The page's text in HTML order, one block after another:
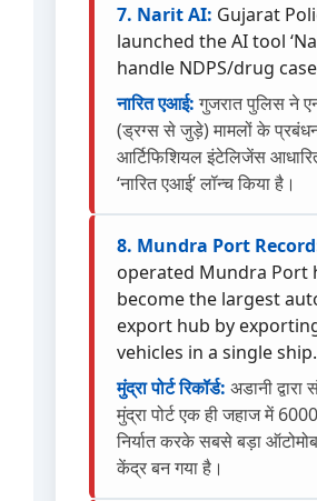
7. Narit AI: Gujarat
launched the AI tool
handle NDPS/drug
नारित एआई:गुजरात पुलिस ने
(ड्रग्स से जुड़े) मामलों के
आर्टिफिशियल इंटेलिजेंस
‘नारित एआई’ लॉन्च किया है।
8. Mundra Port
operated Mundra Port
become the largest
export hub by
vehicles in a single ship.
मुंद्रा पोर्ट रिकॉर्ड: अडानी द्वारा
मुंद्रा पोर्ट एक ही जहाज में
निर्यात करके सबसे बड़ा
केंद्र बन गया है।